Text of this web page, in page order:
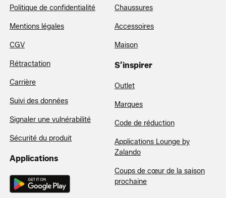
Politique de confidentialité
Mentions légales
CGV
Rétractation
Carrière
Suivi des données
Signaler une vulnérabilité
Sécurité du produit
Applications
Chaussures
Accessoires
Maison
S’inspirer
Outlet
Marques
Code de réduction
Applications Lounge by
Zalando
Coups de cœur de la saison
prochaine